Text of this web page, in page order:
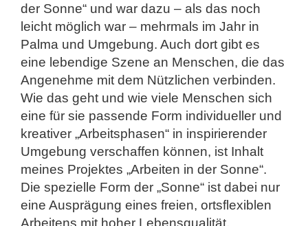
der Sonne“ und war dazu – als das noch
leicht möglich war – mehrmals im Jahr in
Palma und Umgebung. Auch dort gibt es
eine lebendige Szene an Menschen, die das
Angenehme mit dem Nützlichen verbinden.
Wie das geht und wie viele Menschen sich
eine für sie passende Form individueller und
kreativer „Arbeitsphasen“ in inspirierender
Umgebung verschaffen können, ist Inhalt
meines Projektes „Arbeiten in der Sonne“.
Die spezielle Form der „Sonne“ ist dabei nur
eine Ausprägung eines freien, ortsflexiblen
Arbeitens mit hoher Lebensqualität.